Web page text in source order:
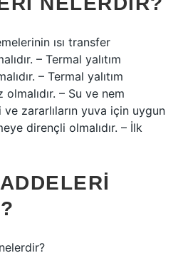
ısı transfer
– Termal yalıtım
– Termal yalıtım
– Su ve nem
zararlıların yuva için uygun
dirençli olmalıdır. – İlk